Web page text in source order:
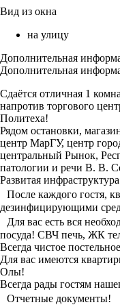
Вид из окна
на улицу
Дополнительная
Дополнительная
Сдаётся отличная 1
напротив торгового
Политеха!
Рядом остановки,
центр МарГУ, центр
центральный Рынок,
патологии и речи В. В.
Развитая
После каждого гостя,
дезинфицирующими
Для вас есть вся
посуда! СВЧ печь, ЖК
Всегда чистое
Для вас имеются
Олы!
Всегда рады гостям
Отчетные документы!